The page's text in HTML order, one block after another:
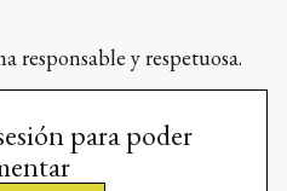
responsable y respetuosa.
para poder